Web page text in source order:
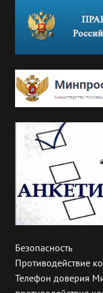
Безопасность
Противодействие
Телефон доверия